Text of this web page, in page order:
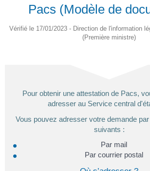
Pacs (Modèle de
Vérifié le 17/01/2023 - Direction de l'information
(Première ministre)
Pour obtenir une attestation de Pacs,
adresser au Service central
Vous pouvez adresser votre demande
suivants :
Par mail
Par courrier postal